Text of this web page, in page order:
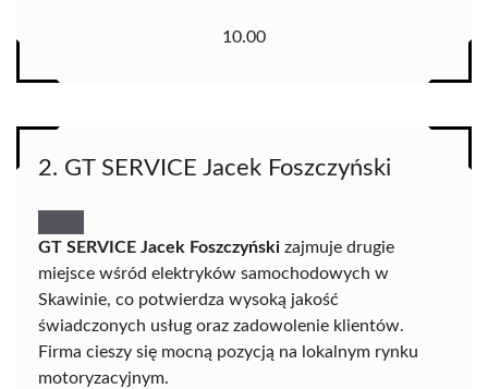
10.00
2. GT SERVICE Jacek Foszczyński
GT SERVICE Jacek Foszczyński zajmuje drugie
miejsce wśród elektryków samochodowych w
Skawinie, co potwierdza wysoką jakość
świadczonych usług oraz zadowolenie klientów.
Firma cieszy się mocną pozycją na lokalnym rynku
motoryzacyjnym.